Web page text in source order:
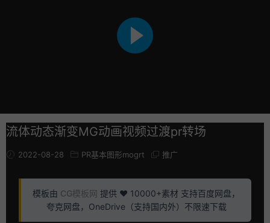
流体动态渐变MG动画视频过渡pr转场
2022-08-28 PR基本图形mogrt 推广
模板由 CG模板网 提供 ❤️ 10000+素材 支持百度网盘，
夸克网盘，OneDrive（支持国内外）不限速下载